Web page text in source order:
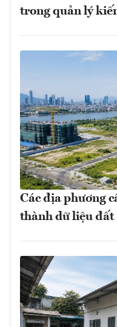
trong quản lý
Các địa phương
thành dữ liệu đất